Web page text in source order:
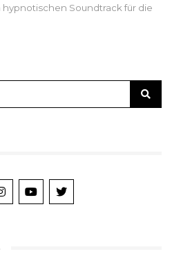
Soundtrack für die